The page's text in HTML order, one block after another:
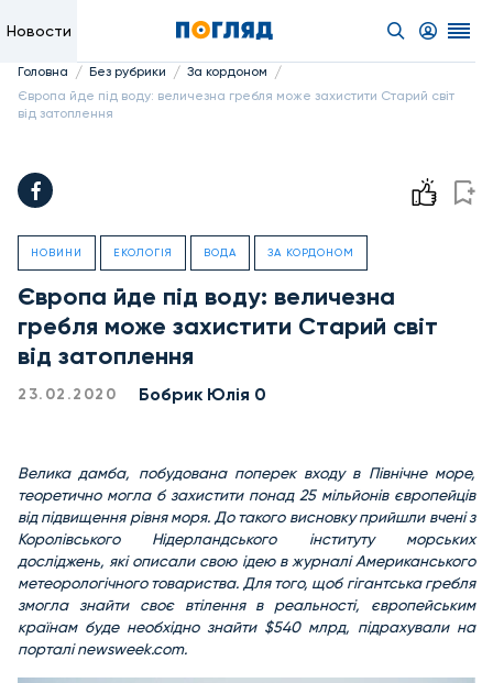
Новости
Головна / Без рубрики / За кордоном /
Європа йде під воду: величезна гребля може захистити Старий світ
від затоплення
НОВИНИ ЕКОЛОГІЯ ВОДА ЗА КОРДОНОМ
Європа йде під воду: величезна
гребля може захистити Старий світ
від затоплення
23.02.2020 Бобрик Юлія 0
Велика дамба, побудована поперек входу в Північне море,
теоретично могла б захистити понад 25 мільйонів європейців
від підвищення рівня моря. До такого висновку прийшли вчені з
Королівського Нідерландського інституту морських
досліджень, які описали свою ідею в журналі Американського
метеорологічного товариства. Для того, щоб гігантська гребля
змогла знайти своє втілення в реальності, європейським
країнам буде необхідно знайти $540 млрд, підрахували на
порталі newsweek.com.